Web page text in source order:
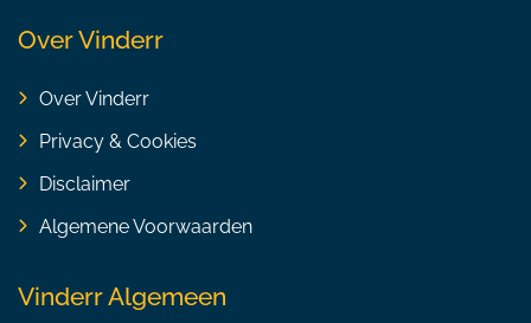
Over Vinderr
Over Vinderr
Privacy & Cookies
Disclaimer
Algemene Voorwaarden
Vinderr Algemeen